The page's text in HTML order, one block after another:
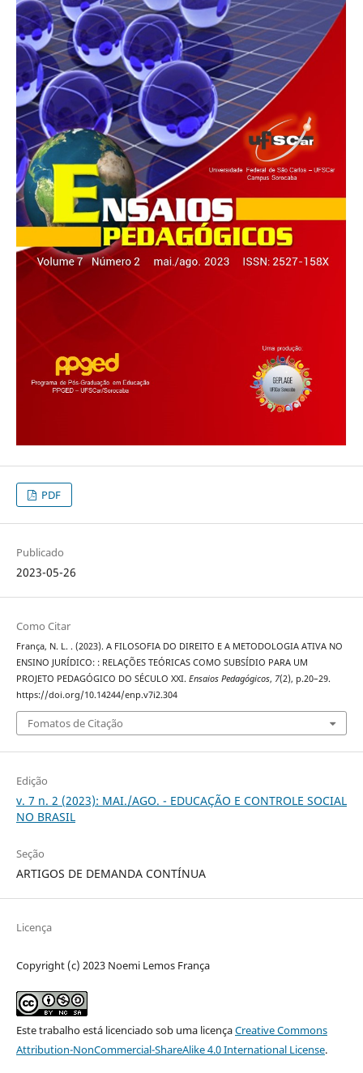
PDF
Publicado
2023-05-26
Como Citar
França, N. L. . (2023). A FILOSOFIA DO DIREITO E A METODOLOGIA ATIVA NO
ENSINO JURÍDICO: : RELAÇÕES TEÓRICAS COMO SUBSÍDIO PARA UM
PROJETO PEDAGÓGICO DO SÉCULO XXI. Ensaios Pedagógicos, 7(2), p.20–29.
https://doi.org/10.14244/enp.v7i2.304
Fomatos de Citação
Edição
v. 7 n. 2 (2023): MAI./AGO. - EDUCAÇÃO E CONTROLE SOCIAL
NO BRASIL
Seção
ARTIGOS DE DEMANDA CONTÍNUA
Licença
Copyright (c) 2023 Noemi Lemos França
Este trabalho está licenciado sob uma licençaCreative Commons
Attribution-NonCommercial-ShareAlike 4.0 International License.